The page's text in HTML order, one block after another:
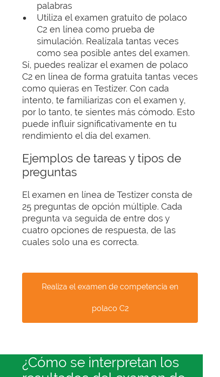
palabras
Utiliza el examen gratuito de polaco
C2 en línea como prueba de
simulación. Realízala tantas veces
como sea posible antes del examen.
Sí, puedes realizar el examen de polaco
C2 en línea de forma gratuita tantas veces
como quieras en Testizer. Con cada
intento, te familiarizas con el examen y,
por lo tanto, te sientes más cómodo. Esto
puede influir significativamente en tu
rendimiento el día del examen.
Ejemplos de tareas y tipos de
preguntas
El examen en línea de Testizer consta de
25 preguntas de opción múltiple. Cada
pregunta va seguida de entre dos y
cuatro opciones de respuesta, de las
cuales solo una es correcta.
Realiza el examen de competencia en
polaco C2
¿Cómo se interpretan los